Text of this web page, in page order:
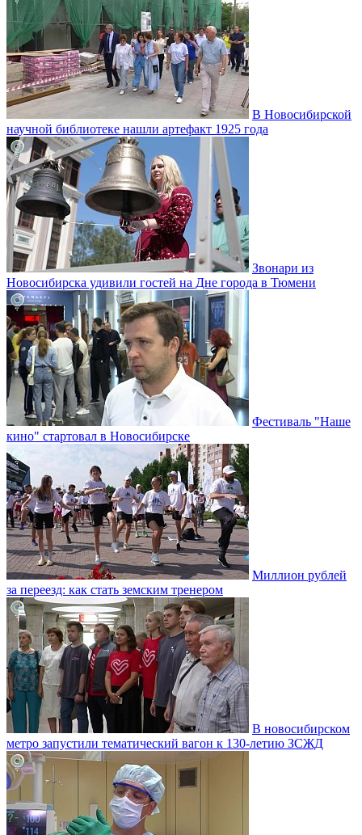
В Новосибирской
научной библиотеке нашли артефакт 1925 года
Звонари из
Новосибирска удивили гостей на Дне города в Тюмени
Фестиваль "Наше
кино" стартовал в Новосибирске
Миллион рублей
за переезд: как стать земским тренером
В новосибирском
метро запустили тематический вагон к 130-летию ЗСЖД